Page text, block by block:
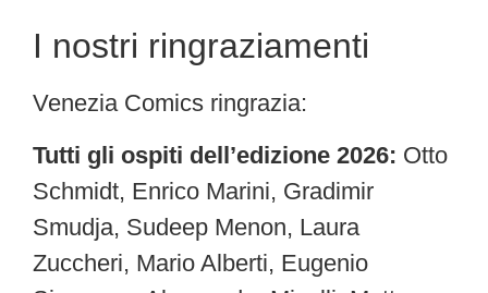
I nostri ringraziamenti
Venezia Comics ringrazia:
Tutti gli ospiti dell’edizione 2026: Otto
Schmidt, Enrico Marini, Gradimir
Smudja, Sudeep Menon, Laura
Zuccheri, Mario Alberti, Eugenio